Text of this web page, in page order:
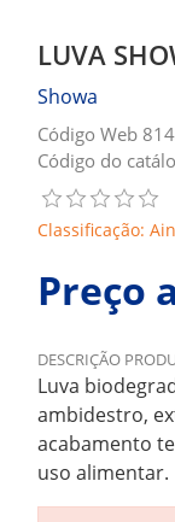
LUVA
Showa
Código Web
Código do
Classificação:
Preço
DESCRIÇÃO
Luva
ambidestro,
acabamento
uso alimentar.